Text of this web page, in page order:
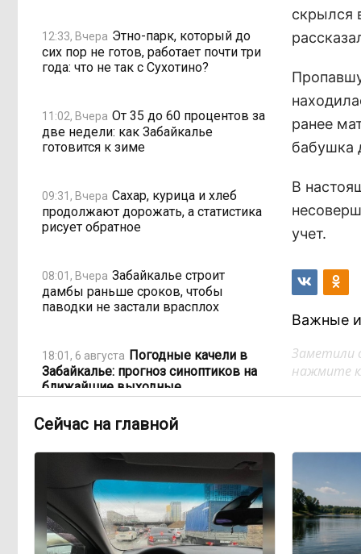
12:33, Вчера Этно-парк, который до
сих пор не готов, работает почти три
года: что не так с Сухотино?
11:02, Вчера От 35 до 60 процентов за
две недели: как Забайкалье
готовится к зиме
09:31, Вчера Сахар, курица и хлеб
продолжают дорожать, а статистика
рисует обратное
08:01, Вчера Забайкалье строит
дамбы раньше сроков, чтобы
паводки не застали врасплох
18:01, 6 августа Погодные качели в
Забайкалье: прогноз синоптиков на
ближайшие выходные
Консультанты
возглавили рейтинг самых
высокооплачиваемых подработок
за смену в ДФО
15:02, 6 августа
«Ждать некогда»:
жители подтопленного Угдана
скрылся
ранее
бабушка
В
учет.
Важные
Заметили
нажмите
Сейчас на главной